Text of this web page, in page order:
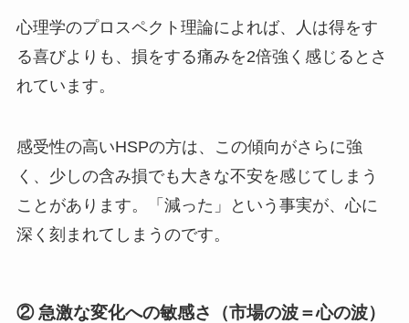
心理学のプロスペクト理論によれば、人は得をす
る喜びよりも、損をする痛みを2倍強く感じるとさ
れています。
感受性の高いHSPの方は、この傾向がさらに強
く、少しの含み損でも大きな不安を感じてしまう
ことがあります。「減った」という事実が、心に
深く刻まれてしまうのです。
② 急激な変化への敏感さ（市場の波＝心の波）